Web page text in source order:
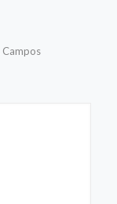
Campos